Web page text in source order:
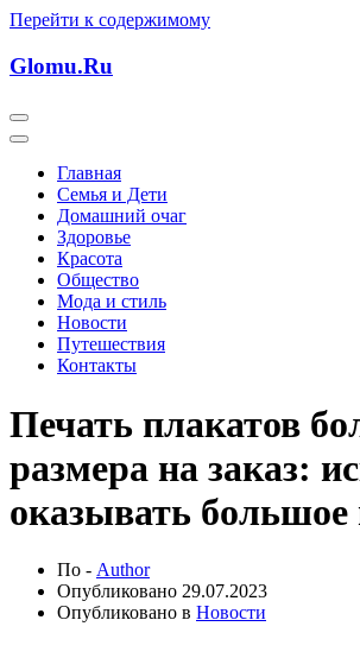
Перейти к содержимому
Glomu.Ru
Главная
Семья и Дети
Домашний очаг
Здоровье
Красота
Общество
Мода и стиль
Новости
Путешествия
Контакты
Печать плакатов
размера на заказ:
оказывать большое
По - Author
Опубликовано 29.07.2023
Опубликовано в Новости